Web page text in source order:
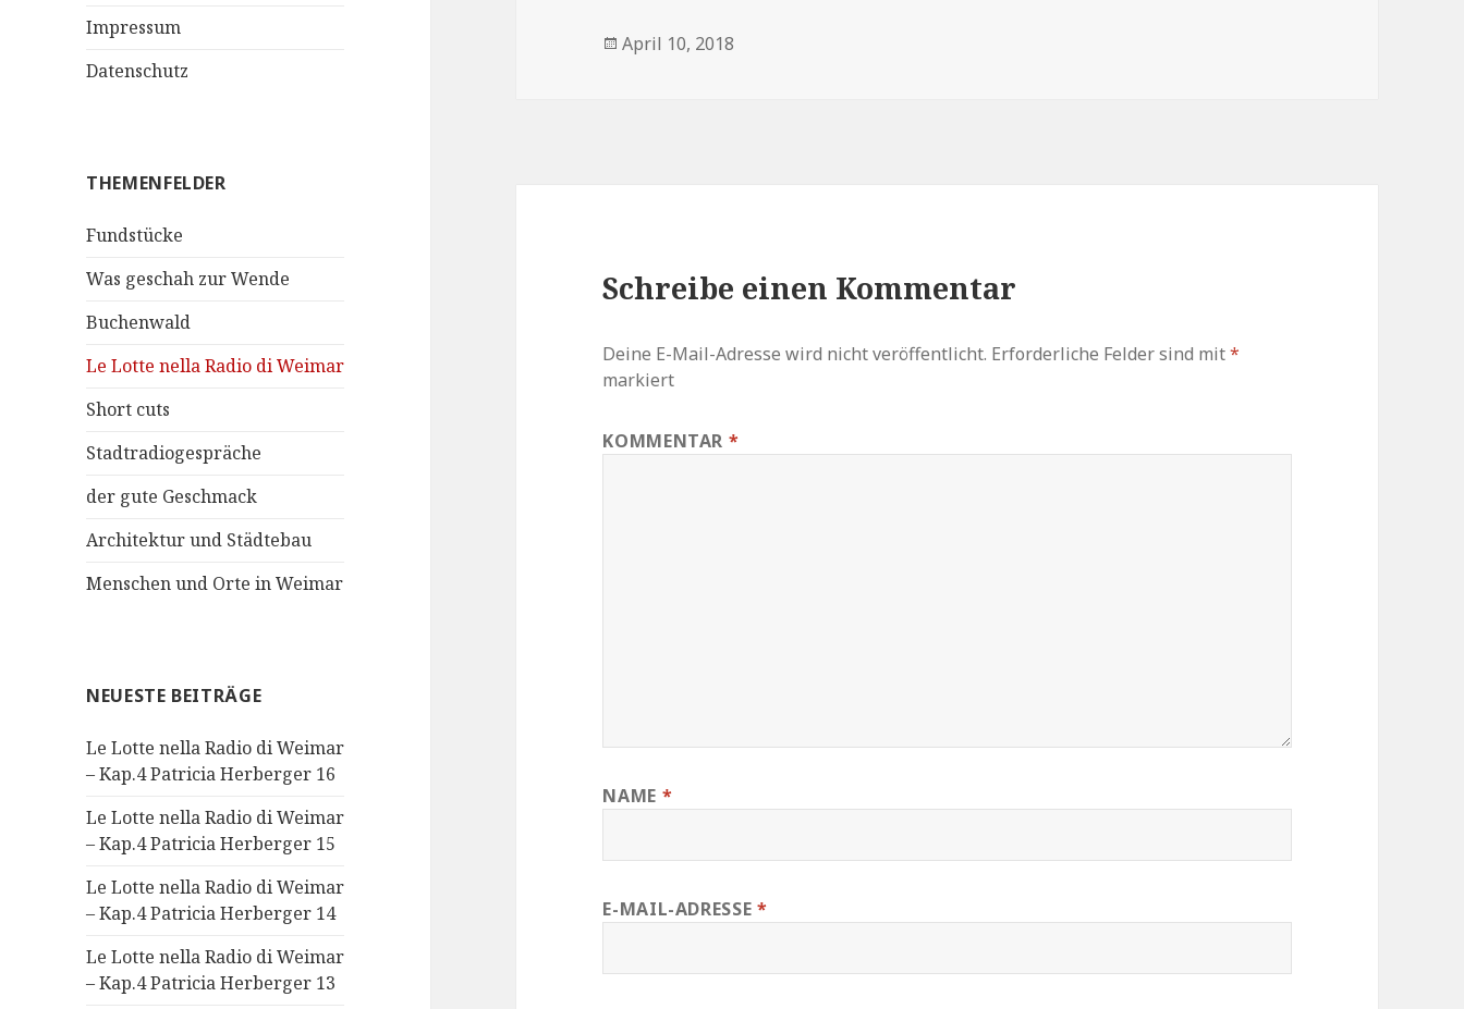
Impressum
Datenschutz
THEMENFELDER
Fundstücke
Was geschah zur Wende
Buchenwald
Le Lotte nella Radio di Weimar
Short cuts
Stadtradiogespräche
der gute Geschmack
Architektur und Städtebau
Menschen und Orte in Weimar
NEUESTE BEITRÄGE
Le Lotte nella Radio di Weimar
– Kap.4 Patricia Herberger 16
Le Lotte nella Radio di Weimar
– Kap.4 Patricia Herberger 15
Le Lotte nella Radio di Weimar
– Kap.4 Patricia Herberger 14
Le Lotte nella Radio di Weimar
– Kap.4 Patricia Herberger 13
Veröffentlicht
April 10, 2018
Schreibe einen Kommentar
Deine E-Mail-Adresse wird nicht veröffentlicht. Erforderliche Felder sind mit*
markiert
KOMMENTAR *
NAME *
E-MAIL-ADRESSE *